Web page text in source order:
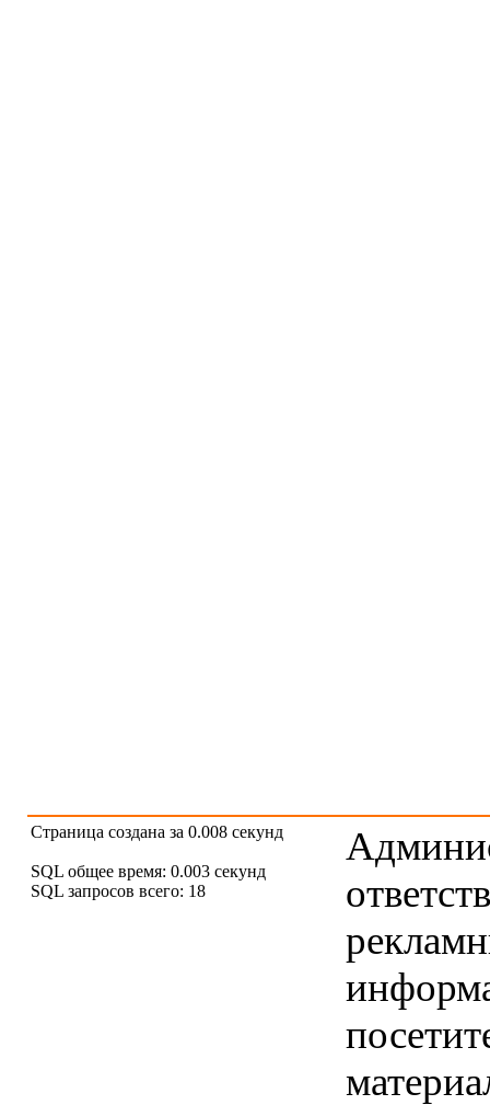
Страница создана за 0.008 секунд
SQL общее время: 0.003 секунд
SQL запросов всего: 18